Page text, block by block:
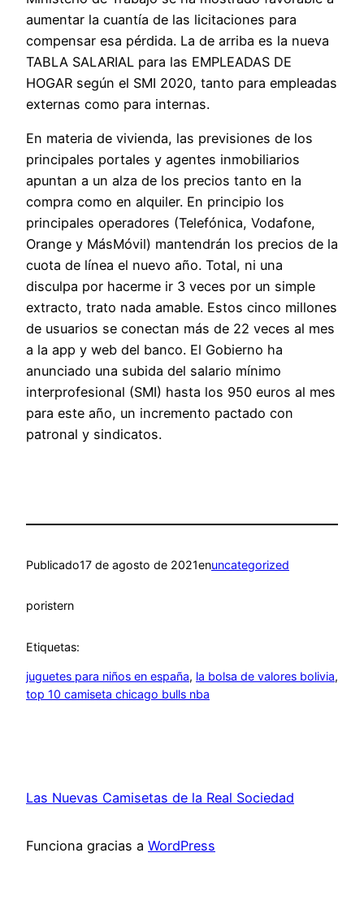
aumentar la cuantía de las licitaciones para
compensar esa pérdida. La de arriba es la nueva
TABLA SALARIAL para las EMPLEADAS DE
HOGAR según el SMI 2020, tanto para empleadas
externas como para internas.
En materia de vivienda, las previsiones de los
principales portales y agentes inmobiliarios
apuntan a un alza de los precios tanto en la
compra como en alquiler. En principio los
principales operadores (Telefónica, Vodafone,
Orange y MásMóvil) mantendrán los precios de la
cuota de línea el nuevo año. Total, ni una
disculpa por hacerme ir 3 veces por un simple
extracto, trato nada amable. Estos cinco millones
de usuarios se conectan más de 22 veces al mes
a la app y web del banco. El Gobierno ha
anunciado una subida del salario mínimo
interprofesional (SMI) hasta los 950 euros al mes
para este año, un incremento pactado con
patronal y sindicatos.
Publicado17 de agosto de 2021enuncategorized
poristern
Etiquetas:
juguetes para niños en españa, la bolsa de valores bolivia
top 10 camiseta chicago bulls nba
Las Nuevas Camisetas de la Real Sociedad
Funciona gracias a WordPress